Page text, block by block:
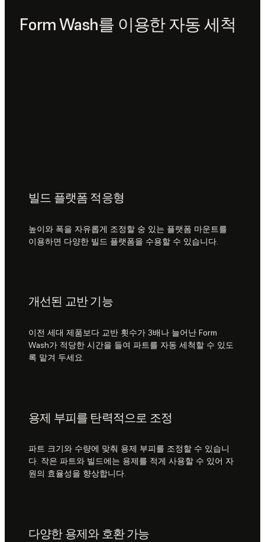
Form Wash를 이용한 자동 세척
빌드 플랫폼 적응형
높이와 폭을 자유롭게 조정할 숭 있는 플랫폼 마운트를
이용하면 다양한 빌드 플랫폼을 수용할 수 있습니다.
개선된 교반 기능
이전 세대 제품보다 교반 횟수가 3배나 늘어난 Form
Wash가 적당한 시간을 들여 파트를 자동 세척할 수 있도
록 맡겨 두세요.
용제 부피를 탄력적으로 조정
파트 크기와 수량에 맞춰 용제 부피를 조정할 수 있습니
다. 작은 파트와 빌드에는 용제를 적게 사용할 수 있어 자
원의 효율성을 향상합니다.
다양한 용제와 호환 가능